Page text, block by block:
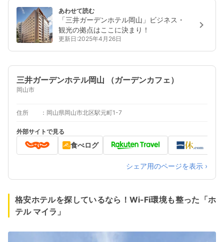
あわせて読む
「三井ガーデンホテル岡山」ビジネス・
観光の拠点はここに決まり！
更新日:2025年4月26日
三井ガーデンホテル岡山 （ガーデンカフェ）
岡山市
住所 岡山県岡山市北区駅元町1-7
外部サイトで見る
食べログ
シェア用のページを表示 ›
格安ホテルを探しているなら！Wi-Fi環境も整った「ホ
テル マイラ」